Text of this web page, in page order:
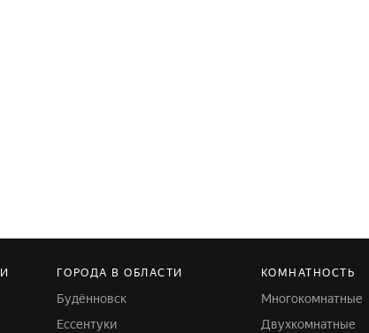
ГОРОДА В ОБЛАСТИ
Будённовск
Ессентуки
КОМНАТНОСТЬ
Многокомнатные
Двухкомнатные